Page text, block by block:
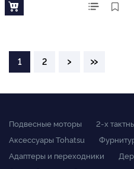
1 2 › »
Подвесные моторы 2-x
Аксессуары Tohatsu
Адаптеры и переходники